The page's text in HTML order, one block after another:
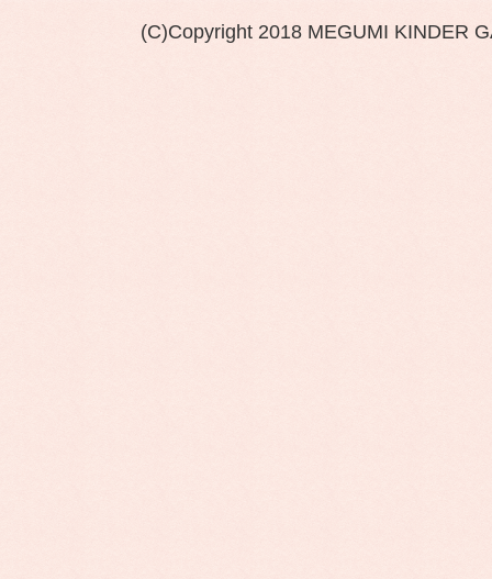
(C)Copyright 2018 MEGUMI KINDER